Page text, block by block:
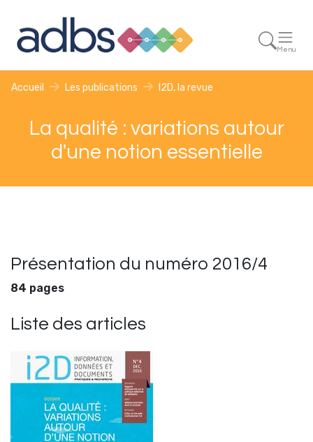
Menu
Accueil Les publications I2D, la revue
La qualité : variations autour
d'une notion essentielle
Présentation du numéro 2016/4
84 pages
Liste des articles